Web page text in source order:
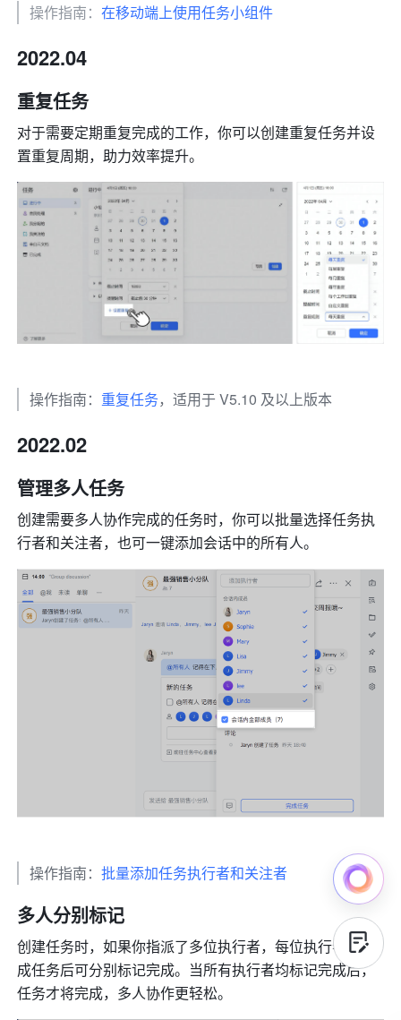
操作指南：在移动端上使用任务小组件
2022.04
重复任务
对于需要定期重复完成的工作，你可以创建重复任务并设
置重复周期，助力效率提升。
操作指南： 重复任务，适用于 V5.10 及以上版本
2022.02
管理多人任务
创建需要多人协作完成的任务时，你可以批量选择任务执
行者和关注者，也可一键添加会话中的所有人。
操作指南：批量添加任务执行者和关注者
多人分别标记
创建任务时，如果你指派了多位执行者，每位执行者在完
成任务后可分别标记完成。当所有执行者均标记完成后，
任务才将完成，多人协作更轻松。